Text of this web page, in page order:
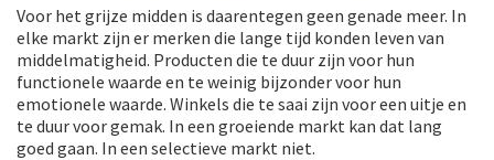
Voor het grijze midden is daarentegen geen genade meer. In
elke markt zijn er merken die lange tijd konden leven van
middelmatigheid. Producten die te duur zijn voor hun
functionele waarde en te weinig bijzonder voor hun
emotionele waarde. Winkels die te saai zijn voor een uitje en
te duur voor gemak. In een groeiende markt kan dat lang
goed gaan. In een selectieve markt niet.